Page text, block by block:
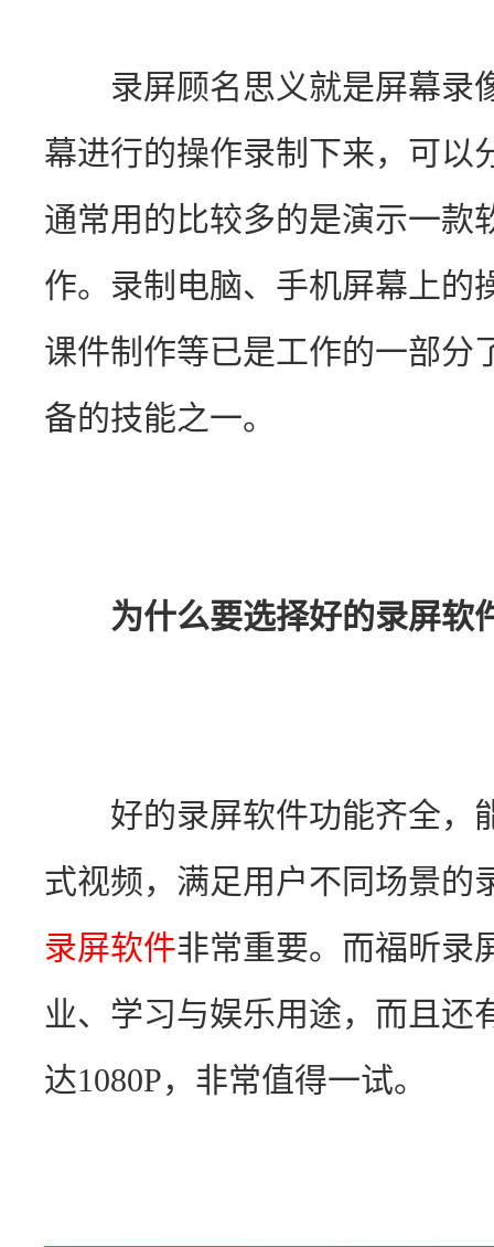
录屏顾名思义就是屏幕录
幕进行的操作录制下来，可以
通常用的比较多的是演示一款
作。录制电脑、手机屏幕上的
课件制作等已是工作的一部分
备的技能之一。
为什么要选择好的录屏软
好的录屏软件功能齐全，
式视频，满足用户不同场景的
录屏软件非常重要。而福昕录
业、学习与娱乐用途，而且还
达1080P，非常值得一试。